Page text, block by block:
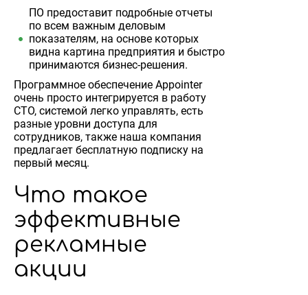
ПО предоставит подробные отчеты
по всем важным деловым
показателям, на основе которых
видна картина предприятия и быстро
принимаются бизнес-решения.
Программное обеспечение Appointer
очень просто интегрируется в работу
СТО, системой легко управлять, есть
разные уровни доступа для
сотрудников, также наша компания
предлагает бесплатную подписку на
первый месяц.
Что такое
эффективные
рекламные
акции